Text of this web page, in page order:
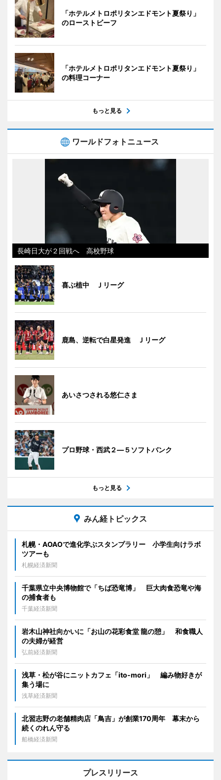
「ホテルメトロポリタンエドモント夏祭り」
のローストビーフ
「ホテルメトロポリタンエドモント夏祭り」
の料理コーナー
もっと見る
ワールドフォトニュース
長崎日大が２回戦へ 高校野球
喜ぶ植中 Ｊリーグ
鹿島、逆転で白星発進 Ｊリーグ
あいさつされる悠仁さま
プロ野球・西武２―５ソフトバンク
もっと見る
みん経トピックス
札幌・AOAOで進化学ぶスタンプラリー 小学生向けラボ
ツアーも
札幌経済新聞
千葉県立中央博物館で「ちば恐竜博」 巨大肉食恐竜や海
の捕食者も
千葉経済新聞
岩木山神社向かいに「お山の花彩食堂 龍の憩」 和食職人
の夫婦が経営
弘前経済新聞
浅草・松が谷にニットカフェ「ito-mori」 編み物好きが
集う場に
浅草経済新聞
北習志野の老舗精肉店「鳥吉」が創業170周年 幕末から
続くのれん守る
船橋経済新聞
プレスリリース